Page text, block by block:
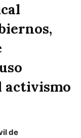
activismo
de